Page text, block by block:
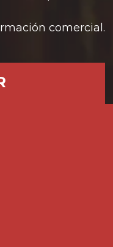
comercial.